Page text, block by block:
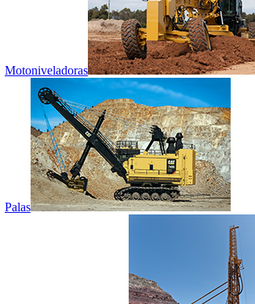
Motoniveladoras
Palas